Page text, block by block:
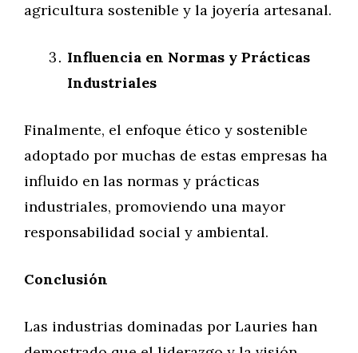
agricultura sostenible y la joyería artesanal.
Influencia en Normas y Prácticas
Industriales
Finalmente, el enfoque ético y sostenible
adoptado por muchas de estas empresas ha
influido en las normas y prácticas
industriales, promoviendo una mayor
responsabilidad social y ambiental.
Conclusión
Las industrias dominadas por Lauries han